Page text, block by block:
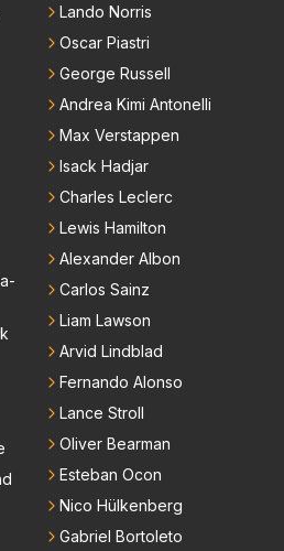
die nu een aantal van di
vullen hebben ook al jaren
zijn voor Max geen vreemde
alleen maar bewondering he
had bereikt wat hij altijd al g
de rest is bonus. Iets
Lando Norris nog niet
Lando Norris
Oscar Piastri
George Russell
Andrea Kimi Antonelli
Max Verstappen
Isack Hadjar
Charles Leclerc
Lewis Hamilton
Alexander Albon
Carlos Sainz
Liam Lawson
Arvid Lindblad
Fernando Alonso
Lance Stroll
Oliver Bearman
Esteban Ocon
Nico Hülkenberg
Gabriel Bortoleto